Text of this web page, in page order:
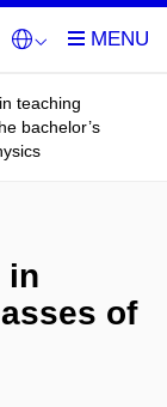
teaching
bachelor’s
in
of